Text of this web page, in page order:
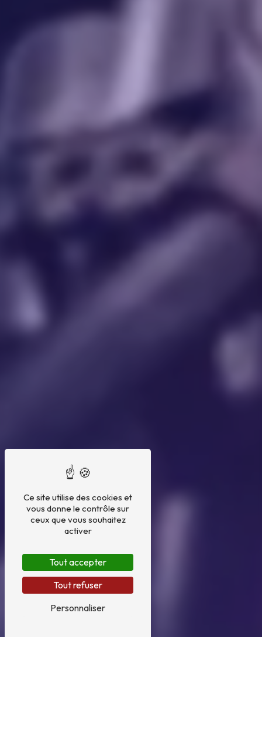
Ce site utilise des cookies et
vous donne le contrôle sur
ceux que vous souhaitez
activer
Tout accepter
Tout refuser
Personnaliser